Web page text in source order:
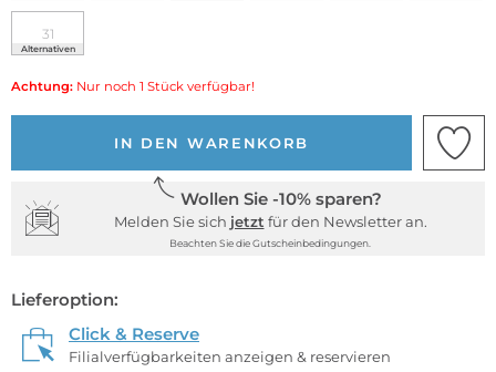
31
Alternativen
Achtung: Nur noch 1 Stück verfügbar!
IN DEN WARENKORB
Wollen Sie -10% sparen?
Melden Sie sich jetzt für den Newsletter an.
Beachten Sie die Gutscheinbedingungen.
Lieferoption:
Click & Reserve
Filialverfügbarkeiten anzeigen & reservieren